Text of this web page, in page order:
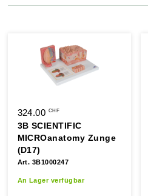
324.00 CHF
3B SCIENTIFIC
MICROanatomy Zunge
(D17)
Art. 3B1000247
An Lager verfügbar